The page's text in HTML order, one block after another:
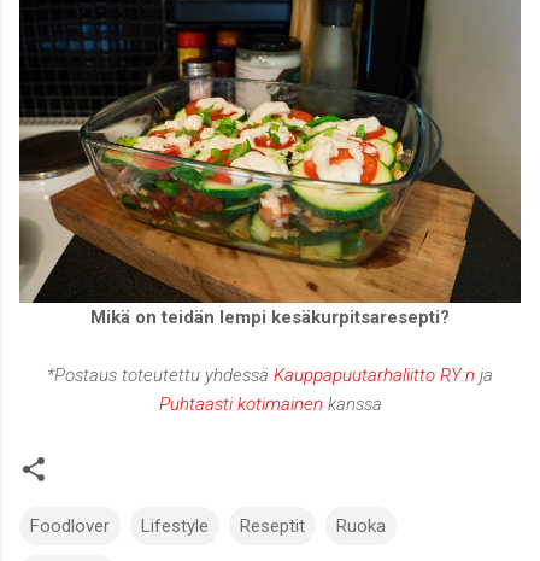
Mikä on teidän lempi kesäkurpitsaresepti?
*Postaus toteutettu yhdessä Kauppapuutarhaliitto RY:n ja
Puhtaasti kotimainen kanssa
Foodlover Lifestyle Reseptit Ruoka